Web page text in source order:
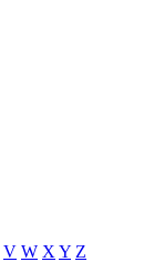
V W X Y Z